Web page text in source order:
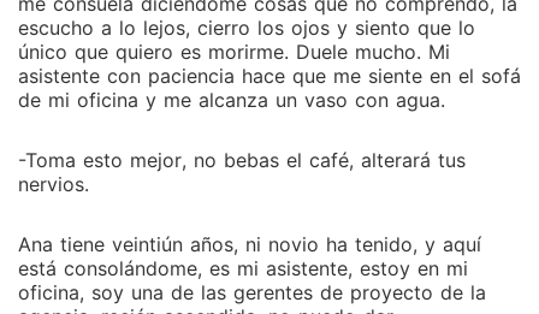
escucho a lo lejos, cierro los ojos y siento que lo
único que quiero es morirme. Duele mucho. Mi
asistente con paciencia hace que me siente en el sofá
de mi oficina y me alcanza un vaso con agua.
-Toma esto mejor, no bebas el café, alterará tus
nervios.
Ana tiene veintiún años, ni novio ha tenido, y aquí
está consolándome, es mi asistente, estoy en mi
oficina, soy una de las gerentes de proyecto de la